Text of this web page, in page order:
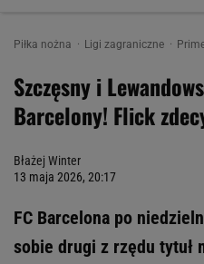
Piłka nożna Ligi zagraniczne
Szczęsny i
Barcelony! Flick
Błażej Winter
13 maja 2026, 20:17
FC Barcelona po
sobie drugi z rzędu tytuł